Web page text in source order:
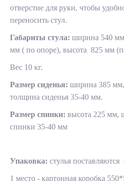
отверстие для руки, чтобы
переносить стул.
Габариты стула: ширина 540 мм
мм ( по опоре), высота 825 мм
Вес 10 кг.
Размер сиденья: ширина 385
толщина сиденья 35-40 мм.
Размер спинки: высота 225 мм,
спинки 35-40 мм
Упаковка: стулья поставляются
1 место - картонная коробка